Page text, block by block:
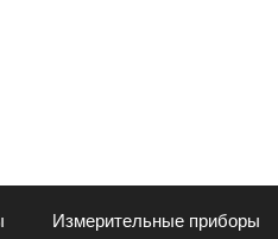
Измерительные приборы